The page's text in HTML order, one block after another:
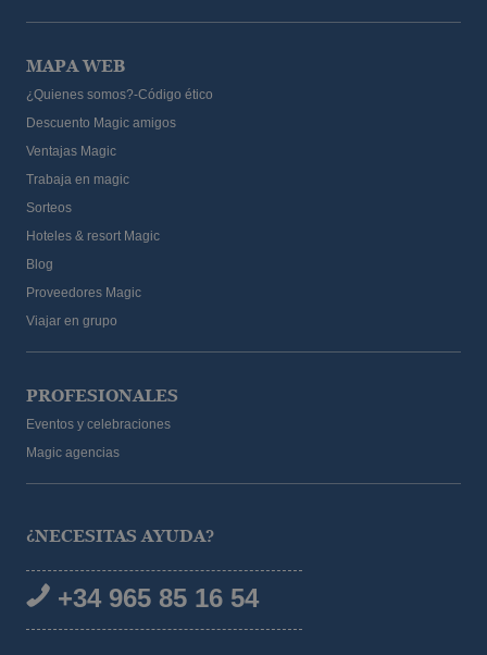
MAPA WEB
¿Quienes somos?-Código ético
Descuento Magic amigos
Ventajas Magic
Trabaja en magic
Sorteos
Hoteles & resort Magic
Blog
Proveedores Magic
Viajar en grupo
PROFESIONALES
Eventos y celebraciones
Magic agencias
¿NECESITAS AYUDA?
+34 965 85 16 54